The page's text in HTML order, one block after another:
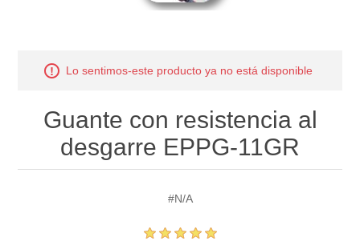
Lo sentimos-este producto ya no está disponible
Guante con resistencia al
desgarre EPPG-11GR
#N/A